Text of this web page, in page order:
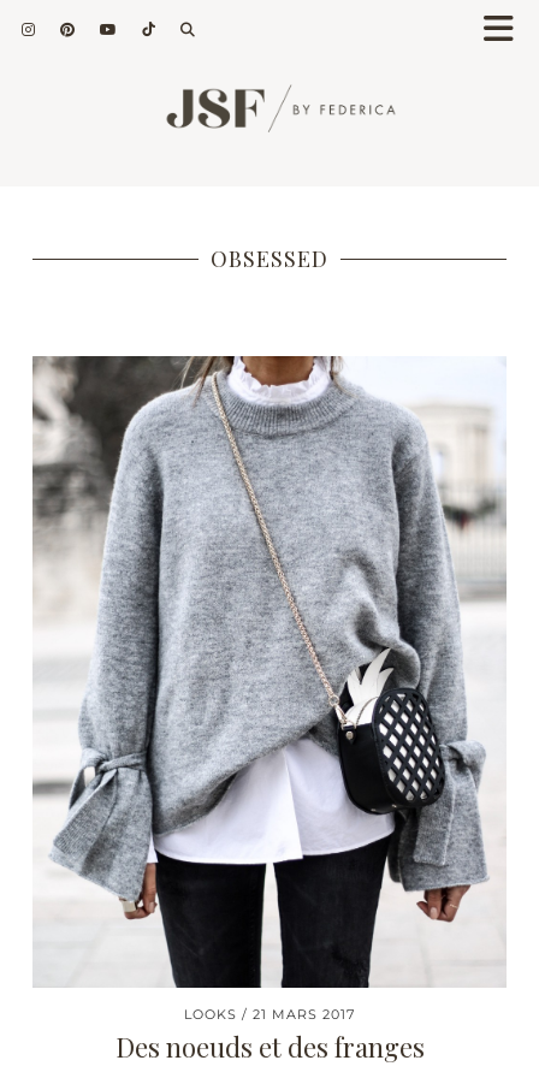
OBSESSED
LOOKS 21 MARS 2017
Des noeuds et des franges